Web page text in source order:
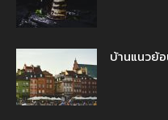
บ้านแนวย้